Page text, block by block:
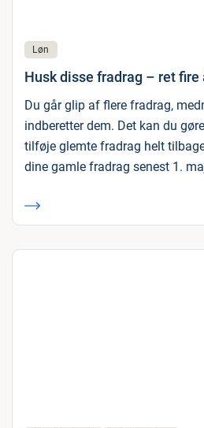
Løn
Husk disse fradrag – ret fire
Du går glip af flere fradrag,
indberetter dem. Det kan du
tilføje glemte fradrag helt
dine gamle fradrag senest 1.